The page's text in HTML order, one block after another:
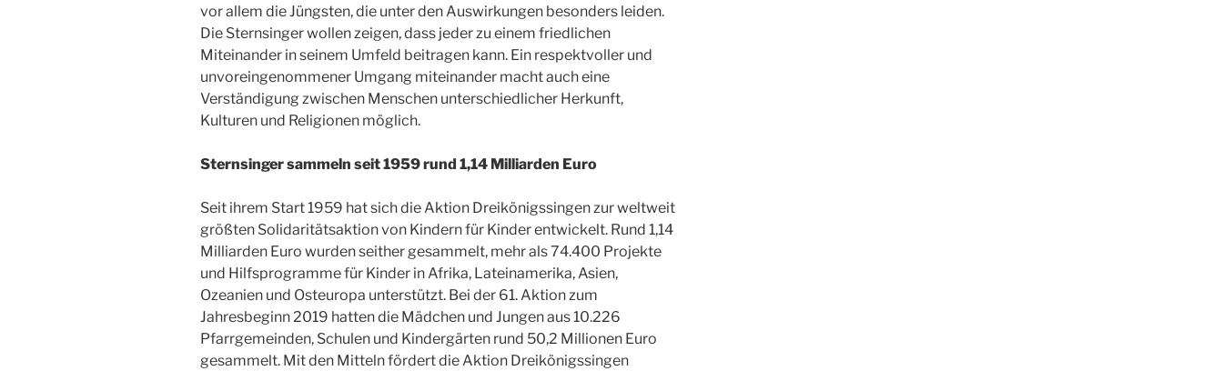
vor allem die Jüngsten, die unter den Auswirkungen besonders leiden.
Die Sternsinger wollen zeigen, dass jeder zu einem friedlichen
Miteinander in seinem Umfeld beitragen kann. Ein respektvoller und
unvoreingenommener Umgang miteinander macht auch eine
Verständigung zwischen Menschen unterschiedlicher Herkunft,
Kulturen und Religionen möglich.
Sternsinger sammeln seit 1959 rund 1,14 Milliarden Euro
Seit ihrem Start 1959 hat sich die Aktion Dreikönigssingen zur weltweit
größten Solidaritätsaktion von Kindern für Kinder entwickelt. Rund 1,14
Milliarden Euro wurden seither gesammelt, mehr als 74.400 Projekte
und Hilfsprogramme für Kinder in Afrika, Lateinamerika, Asien,
Ozeanien und Osteuropa unterstützt. Bei der 61. Aktion zum
Jahresbeginn 2019 hatten die Mädchen und Jungen aus 10.226
Pfarrgemeinden, Schulen und Kindergärten rund 50,2 Millionen Euro
gesammelt. Mit den Mitteln fördert die Aktion Dreikönigssingen